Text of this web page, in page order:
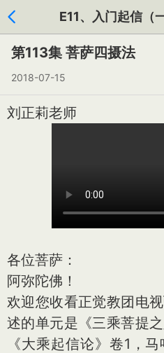
E11、入门起信（
第113集 菩萨四摄法
2018-07-15
刘正莉老师
各位菩萨：
阿弥陀佛！
欢迎您收看正觉教团电
述的单元是《三乘菩提
《大乘起信论》卷1，